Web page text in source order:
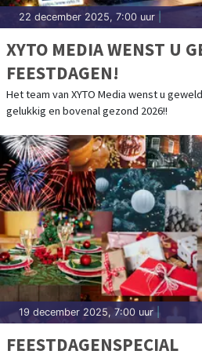
22 december 2025, 7:00 uur
XYTO MEDIA WENST U
FEESTDAGEN!
Het team van XYTO Media wenst u
gelukkig en bovenal gezond 2026!!
19 december 2025, 7:00 uur
FEESTDAGENSPECIAL